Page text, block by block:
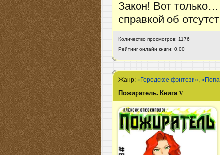
Закон! Вот
справкой об
Количество просмотров: 1176
Рейтинг онлайн книги: 0.00
Жанр:«Городское фэнтези»,
Пожиратель. Книга V